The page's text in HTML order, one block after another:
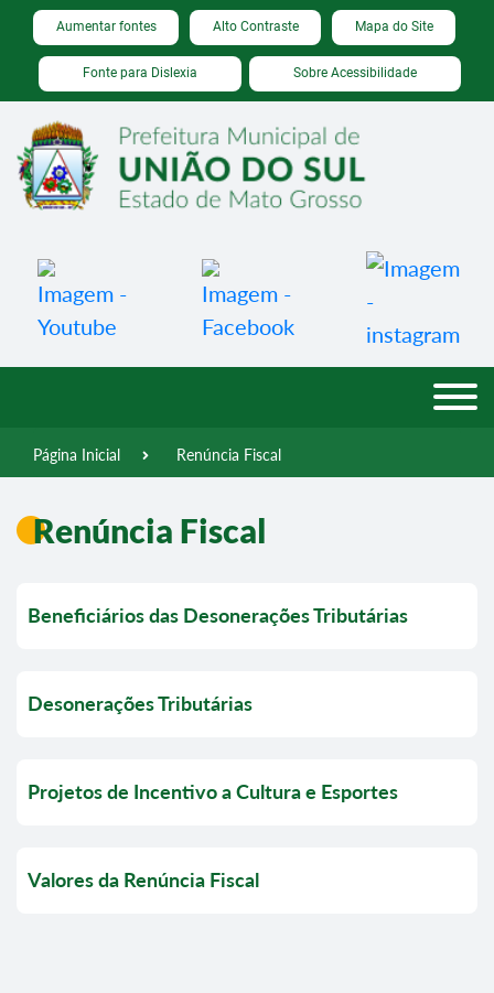
Seção de atalhos e links de acessibilidade
Ir para o conteúdo [alt+1]
Ir para o menu [alt+2]
Ir para a busca [alt+3]
Ir para o rodapé [alt+4]
Aumentar fontes Alto Contraste Mapa do Site
Fonte para Dislexia Sobre Acessibilidade
Página Inicial Renúncia Fiscal
Renúncia Fiscal
Beneficiários das Desonerações Tributárias
Desonerações Tributárias
Projetos de Incentivo a Cultura e Esportes
Valores da Renúncia Fiscal